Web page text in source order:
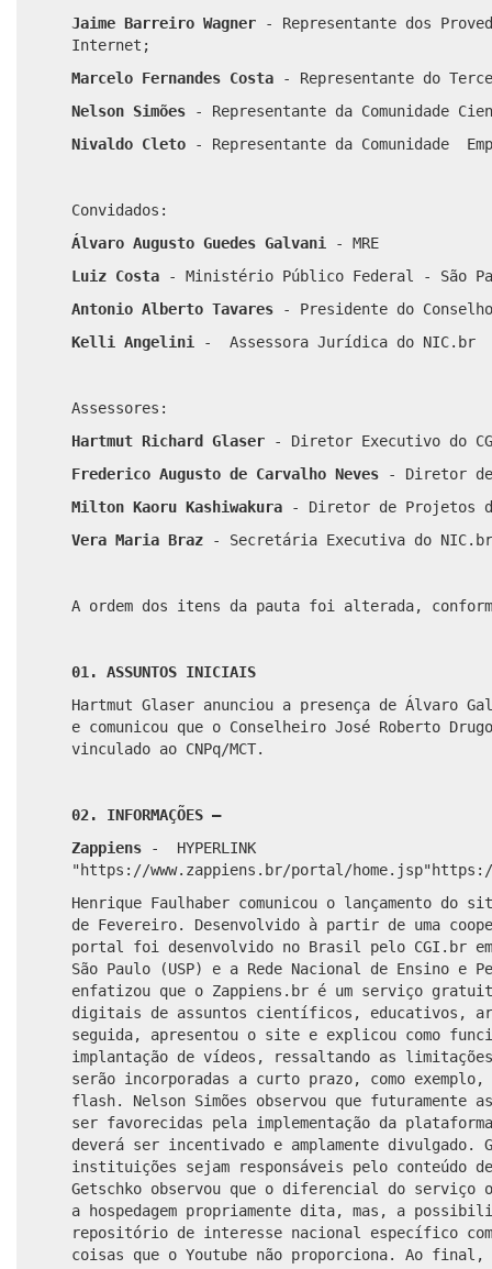
Jaime Barreiro Wagner
- Representante dos
Internet;
Marcelo Fernandes Costa
- Representante do
Nelson Simões
- Representante da Comunidade
Nivaldo Cleto
- Representante da Comunidade
Convidados:
Álvaro Augusto Guedes Galvani
- MRE
Luiz Costa
- Ministério Público Federal - São
Antonio Alberto Tavares
- Presidente do
Kelli Angelini
- Assessora Jurídica do NIC.br
Assessores:
Hartmut Richard Glaser
- Diretor Executivo do
Frederico Augusto de Carvalho Neves
- Diretor
Milton Kaoru Kashiwakura
- Diretor de Projetos
Vera Maria Braz
- Secretária Executiva do NIC.br
A ordem dos itens da pauta foi alterada,
01. ASSUNTOS INICIAIS
Hartmut Glaser anunciou a presença de Álvaro
e comunicou que o Conselheiro José Roberto
vinculado ao CNPq/MCT.
02. INFORMAÇÕES –
Zappiens
-
HYPERLINK
"https://www.zappiens.br/portal/home.jsp"
Henrique Faulhaber comunicou o lançamento do
de Fevereiro. Desenvolvido à partir de uma
portal foi desenvolvido no Brasil pelo CGI.br
São Paulo (USP) e a Rede Nacional de Ensino e
enfatizou que o Zappiens.br é um serviço
digitais de assuntos científicos, educativos,
seguida, apresentou o site e explicou como
implantação de vídeos, ressaltando as
serão incorporadas a curto prazo, como
flash. Nelson Simões observou que futuramente
ser favorecidas pela implementação da
deverá ser incentivado e amplamente divulgado.
instituições sejam responsáveis pelo conteúdo
Getschko observou que o diferencial do serviço
a hospedagem propriamente dita, mas, a
repositório de interesse nacional específico
coisas que o Youtube não proporciona. Ao final,